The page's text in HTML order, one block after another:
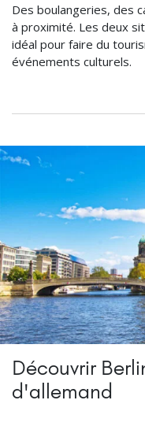
Des boulangeries, des
à proximité. Les deux
idéal pour faire du
événements culturels.
Découvrir
d'allemand